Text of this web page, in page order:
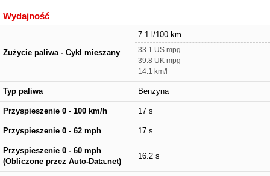
Wydajność
Zużycie paliwa - Cykl mieszany
7.1 l/100 km
33.1 US mpg
39.8 UK mpg
14.1 km/l
Typ paliwa Benzyna
Przyspieszenie 0 - 100 km/h 17 s
Przyspieszenie 0 - 62 mph 17 s
Przyspieszenie 0 - 60 mph
(Obliczone przez Auto-Data.net)
16.2 s